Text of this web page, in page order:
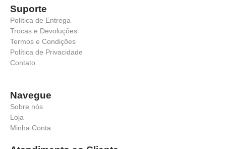
Suporte
Política de Entrega
Trocas e Devoluções
Termos e Condições
Política de Privacidade
Contato
Navegue
Sobre nós
Loja
Minha Conta